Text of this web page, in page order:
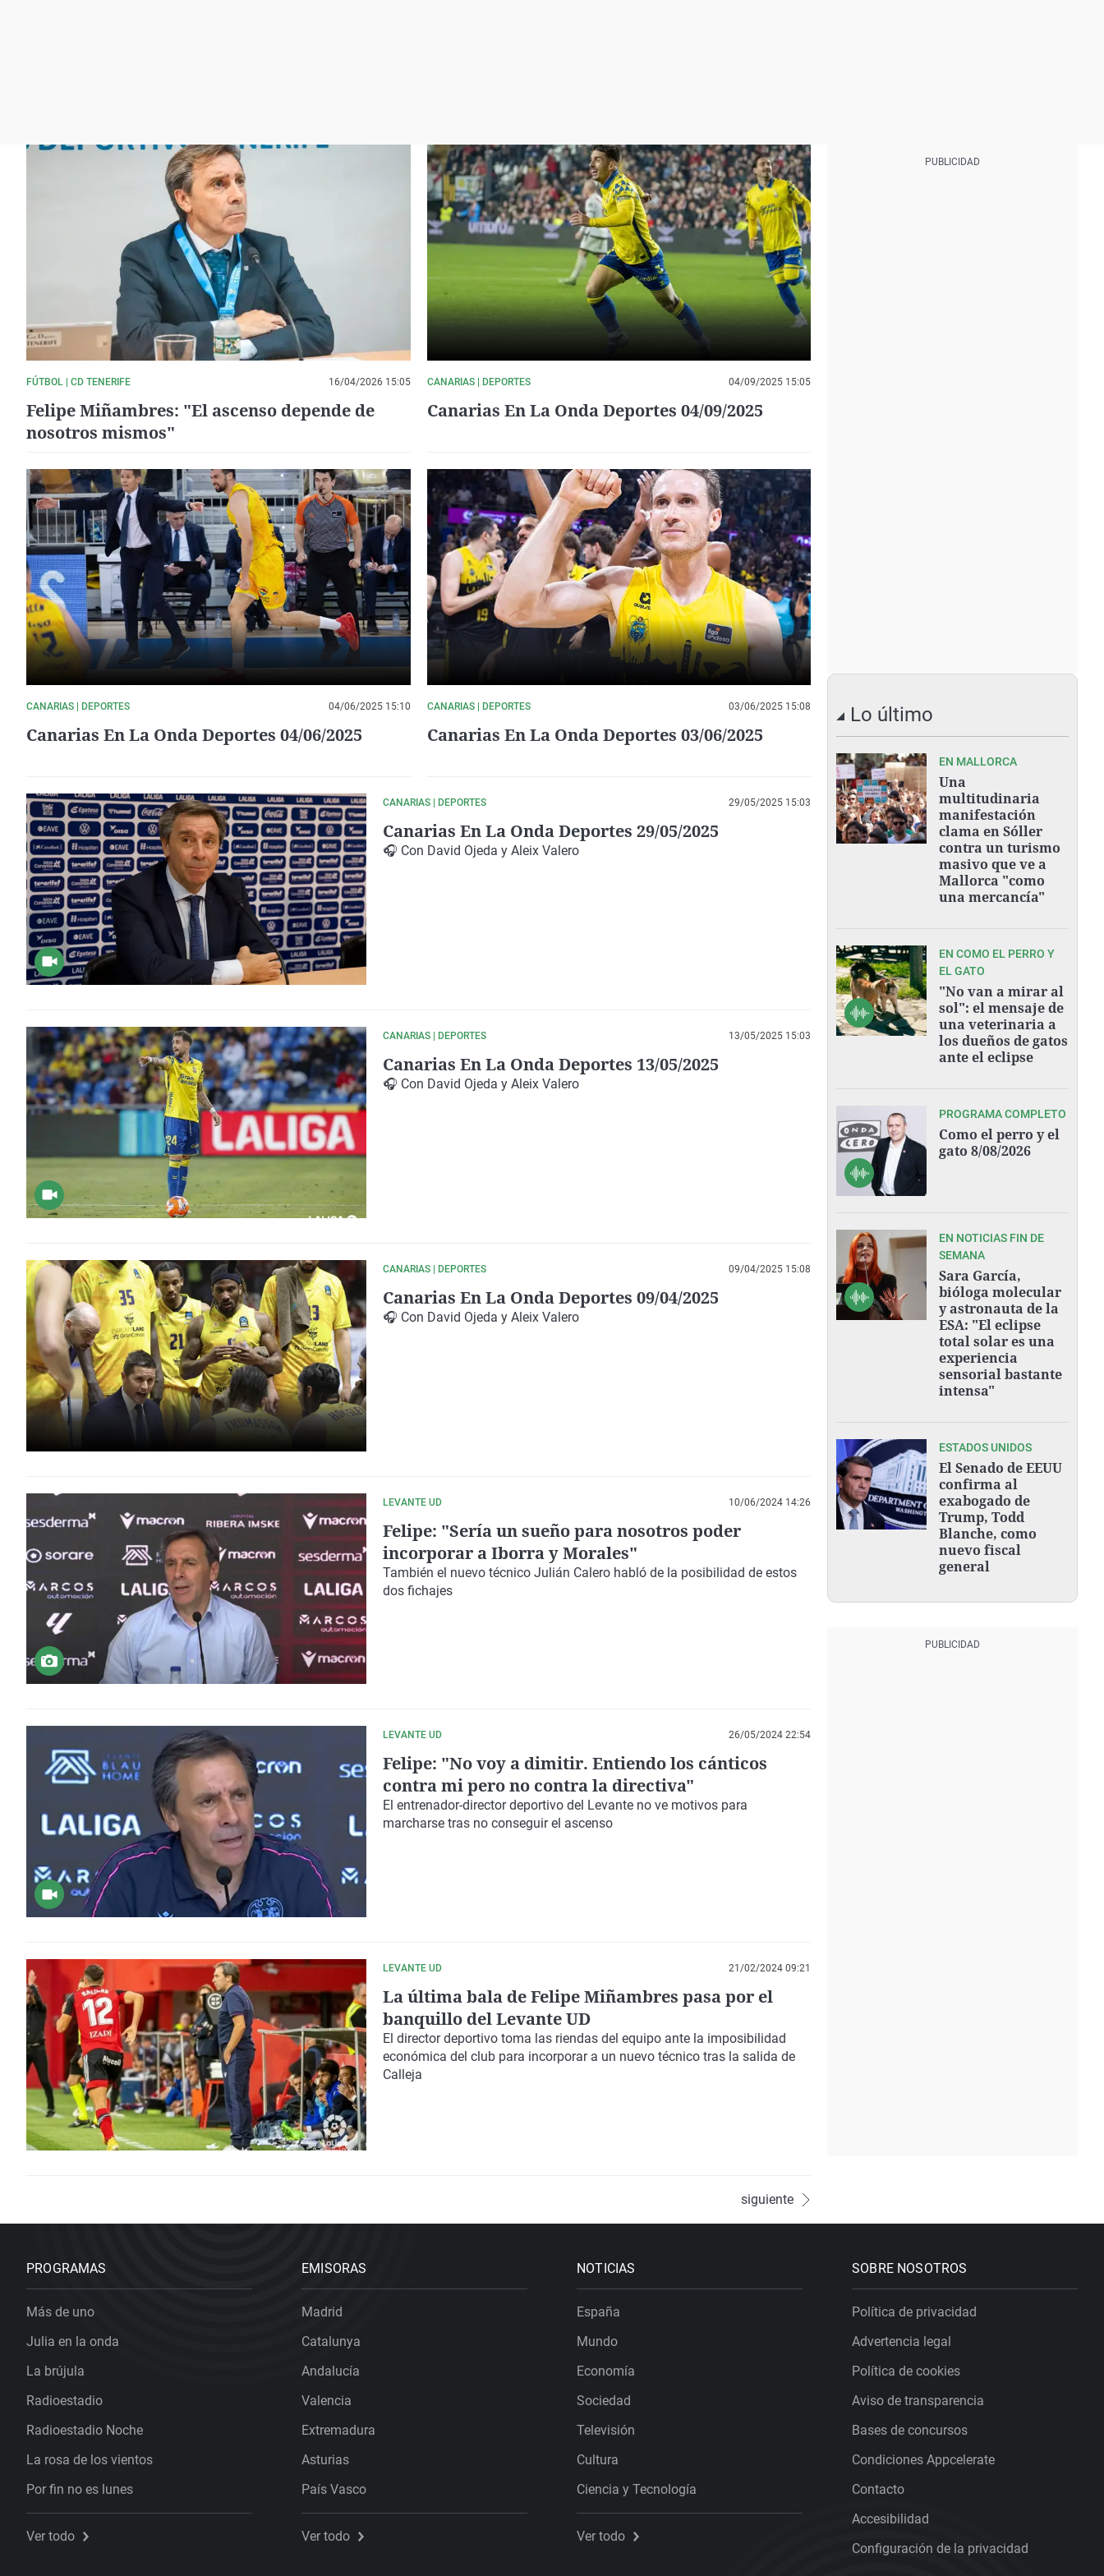
FÚTBOL | CD TENERIFE 16/04/2026 15:05
Felipe Miñambres: "El ascenso depende de
nosotros mismos"
CANARIAS | DEPORTES 04/09/2025 15:05
Canarias En La Onda Deportes 04/09/2025
CANARIAS | DEPORTES 04/06/2025 15:10
Canarias En La Onda Deportes 04/06/2025
CANARIAS | DEPORTES 03/06/2025 15:08
Canarias En La Onda Deportes 03/06/2025
CANARIAS | DEPORTES 29/05/2025 15:03
Canarias En La Onda Deportes 29/05/2025
🎧 Con David Ojeda y Aleix Valero
CANARIAS | DEPORTES 13/05/2025 15:03
Canarias En La Onda Deportes 13/05/2025
🎧 Con David Ojeda y Aleix Valero
CANARIAS | DEPORTES 09/04/2025 15:08
Canarias En La Onda Deportes 09/04/2025
🎧 Con David Ojeda y Aleix Valero
LEVANTE UD 10/06/2024 14:26
Felipe: "Sería un sueño para nosotros poder
incorporar a Iborra y Morales"
También el nuevo técnico Julián Calero habló de la posibilidad de estos
dos fichajes
LEVANTE UD 26/05/2024 22:54
Felipe: "No voy a dimitir. Entiendo los cánticos
contra mi pero no contra la directiva"
El entrenador-director deportivo del Levante no ve motivos para
marcharse tras no conseguir el ascenso
LEVANTE UD 21/02/2024 09:21
La última bala de Felipe Miñambres pasa por el
banquillo del Levante UD
El director deportivo toma las riendas del equipo ante la imposibilidad
económica del club para incorporar a un nuevo técnico tras la salida de
Calleja
siguiente
Lo último
EN MALLORCA
Una
multitudinaria
manifestación
clama en Sóller
contra un turismo
masivo que ve a
Mallorca "como
una mercancía"
EN COMO EL PERRO Y
EL GATO
"No van a mirar al
sol": el mensaje de
una veterinaria a
los dueños de gatos
ante el eclipse
PROGRAMA COMPLETO
Como el perro y el
gato 8/08/2026
EN NOTICIAS FIN DE
SEMANA
Sara García,
bióloga molecular
y astronauta de la
ESA: "El eclipse
total solar es una
experiencia
sensorial bastante
intensa"
ESTADOS UNIDOS
El Senado de EEUU
confirma al
exabogado de
Trump, Todd
Blanche, como
nuevo fiscal
general
PROGRAMAS
Más de uno
Julia en la onda
La brújula
Radioestadio
Radioestadio Noche
La rosa de los vientos
Por fin no es lunes
Ver todo
EMISORAS
Madrid
Catalunya
Andalucía
Valencia
Extremadura
Asturias
País Vasco
Ver todo
NOTICIAS
España
Mundo
Economía
Sociedad
Televisión
Cultura
Ciencia y Tecnología
Ver todo
SOBRE NOSOTROS
Política de privacidad
Advertencia legal
Política de cookies
Aviso de transparencia
Bases de concursos
Condiciones Appcelerate
Contacto
Accesibilidad
Configuración de la privacidad